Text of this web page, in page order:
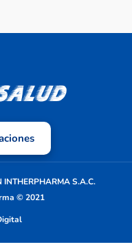
INTHERPHARMA S.A.C.
© 2021